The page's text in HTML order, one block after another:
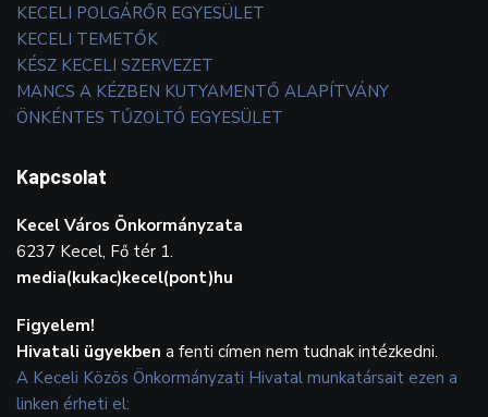
KECELI POLGÁRŐR EGYESÜLET
KECELI TEMETŐK
KÉSZ KECELI SZERVEZET
MANCS A KÉZBEN KUTYAMENTŐ ALAPÍTVÁNY
ÖNKÉNTES TŰZOLTÓ EGYESÜLET
Kapcsolat
Kecel Város Önkormányzata
6237 Kecel, Fő tér 1.
media(kukac)kecel(pont)hu
Figyelem!
Hivatali ügyekben a fenti címen nem tudnak intézkedni.
A Keceli Közös Önkormányzati Hivatal munkatársait ezen a
linken érheti el: